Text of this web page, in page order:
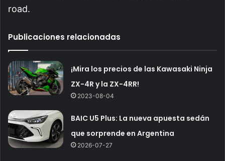
road.
Publicaciones relacionadas
¡Mira los precios de las Kawasaki Ninja
ZX-4R y la ZX-4RR!
2023-08-04
BAIC U5 Plus: La nueva apuesta sedán
que sorprende en Argentina
2026-07-27